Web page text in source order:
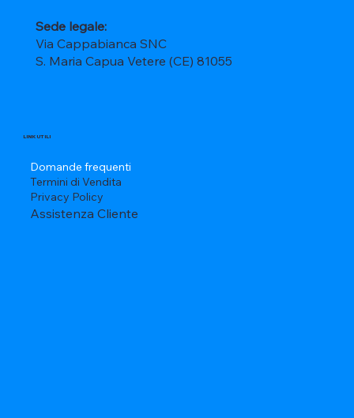
Sede legale:
Via Cappabianca SNC
S. Maria Capua Vetere (CE) 81055
LINK UTILI
Domande frequenti
Termini di Vendita
Privacy Policy
Assistenza Cliente